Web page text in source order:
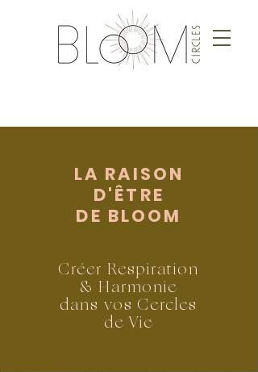
LA RAISON
D'ÊTRE
DE BLOOM
Créer Respiration
& Harmonie
dans vos Cercles
de Vie